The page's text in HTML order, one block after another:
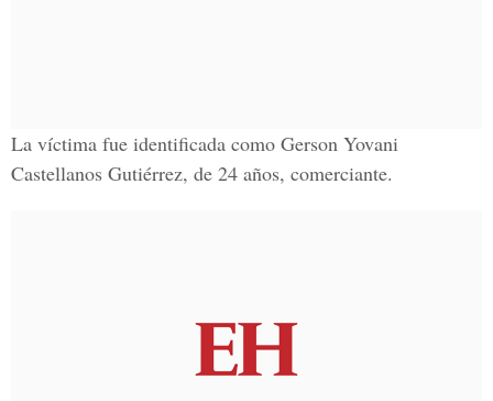
La víctima fue identificada como Gerson Yovani
Castellanos Gutiérrez, de 24 años, comerciante.